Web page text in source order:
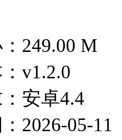
249.00 M
v1.2.0
安卓4.4
2026-05-11